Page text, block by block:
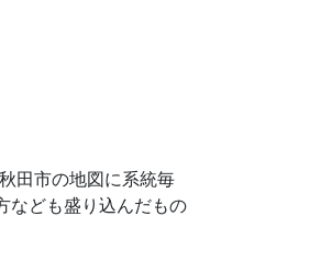
田市の地図に系統毎
なども盛り込んだもの